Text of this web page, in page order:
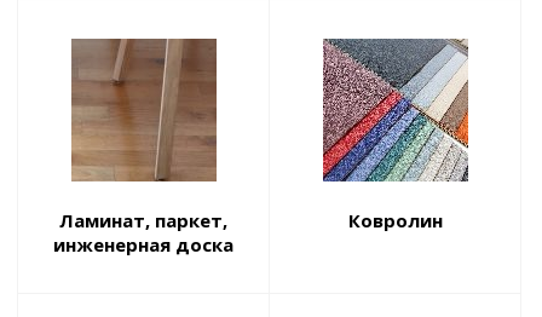
Ламинат, паркет,
инженерная доска
Ковролин